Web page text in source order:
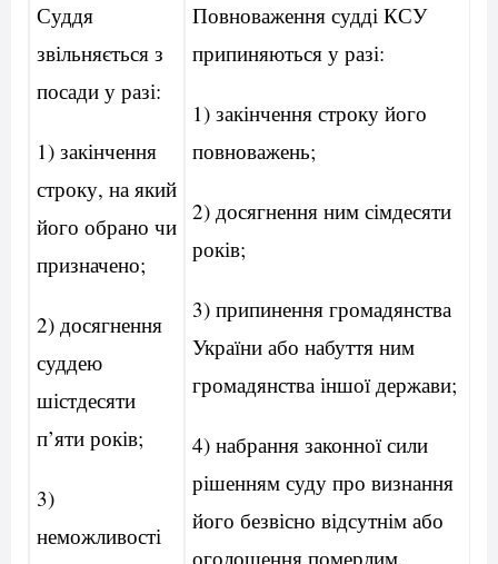
Суддя
звільняється з
посади у разі:
1) закінчення
строку, на який
його обрано чи
призначено;
2) досягнення
суддею
шістдесяти
п’яти років;
3)
неможливості
Повноваження судді КСУ
припиняються у разі:
1) закінчення строку його
повноважень;
2) досягнення ним сімдесяти
років;
3) припинення громадянства
України або набуття ним
громадянства іншої держави;
4) набрання законної сили
рішенням суду про визнання
його безвісно відсутнім або
оголошення померлим,